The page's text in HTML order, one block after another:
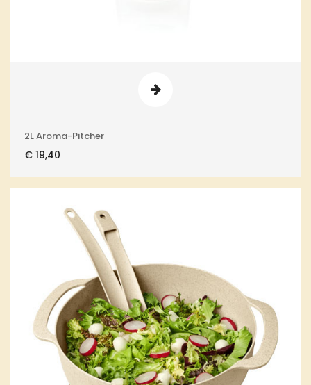
2L Aroma-Pitcher
€ 19,40